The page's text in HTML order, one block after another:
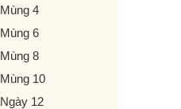
Mùng 4
Mùng 6
Mùng 8
Mùng 10
Ngày 12